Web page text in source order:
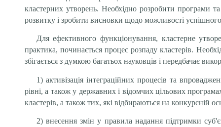
кластерних утворень. Необхідно розробити програми
розвитку і зробити висновки щодо можливості
Для ефективного функціонування, кластерне
практика, починається процес розпаду кластерів.
збігається з думкою багатьох науковців і передбачає
1) активізація інтеграційних процесів та
рівні, а також у державних і відомчих цільових
кластерів, а також тих, які відбираються на конкурсній
2) внесення змін у правила надання підтримки